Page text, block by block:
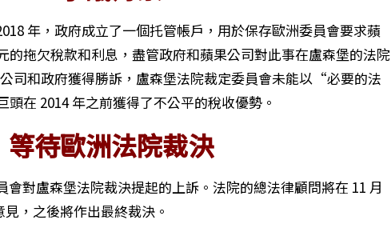
年，政府成立了一個托管帳戶，用於保存歐洲委員會要求蘋
的拖欠稅款和利息，盡管政府和蘋果公司對此事在盧森堡的法院
司和政府獲得勝訴，盧森堡法院裁定委員會未能以“必要的法
在 2014 年之前獲得了不公平的稅收優勢。
等待歐洲法院裁決
對盧森堡法院裁決提起的上訴。法院的總法律顧問將在 11 月
，之後將作出最終裁決。